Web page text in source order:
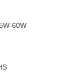
60W